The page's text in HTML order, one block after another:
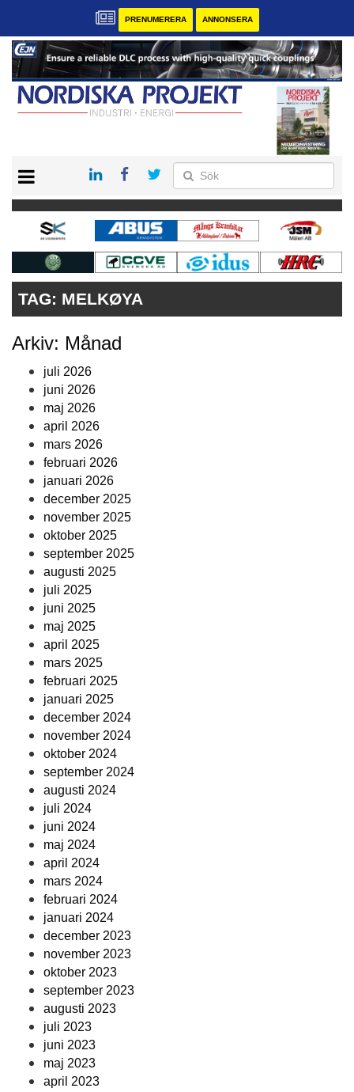
PRENUMERERA ANNONSERA
KONTAKT
VÅRA ANDRA MAGASIN
PRENUMERERA
ANNONSERA
TAG: MELKØYA
Arkiv: Månad
juli 2026
juni 2026
maj 2026
april 2026
mars 2026
februari 2026
januari 2026
december 2025
november 2025
oktober 2025
september 2025
augusti 2025
juli 2025
juni 2025
maj 2025
april 2025
mars 2025
februari 2025
januari 2025
december 2024
november 2024
oktober 2024
september 2024
augusti 2024
juli 2024
juni 2024
maj 2024
april 2024
mars 2024
februari 2024
januari 2024
december 2023
november 2023
oktober 2023
september 2023
augusti 2023
juli 2023
juni 2023
maj 2023
april 2023